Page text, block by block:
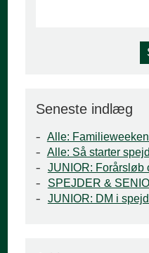
Seneste indlæg
Alle:
Alle: Så starter
JUNIOR: Forårsløb
SPEJDER &
JUNIOR: DM i